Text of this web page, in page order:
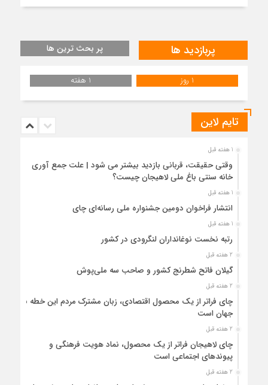
پربازدید ها پر بحث ترین ها
1 روز 1 هفته
تایم لاین
1 هفته قبل
وقتی حقیقت، قربانی بازدید بیشتر می شود | علت جمع آوری
خانه سنتی باغ ملی لاهیجان چیست؟
1 هفته قبل
انتشار فراخوان دومین جشنواره ملی رسانه‌ای چای
1 هفته قبل
رتبه نخست نوغانداران لنگرودی در کشور
2 هفته قبل
گیلان فاتح شطرنج کشور و صاحب سه ملی‌پوش
2 هفته قبل
چای فراتر از یک محصول اقتصادی، زبان مشترک مردم این خطه با
جهان است
2 هفته قبل
چای لاهیجان فراتر از یک محصول، نماد هویت فرهنگی و
پیوندهای اجتماعی است
2 هفته قبل